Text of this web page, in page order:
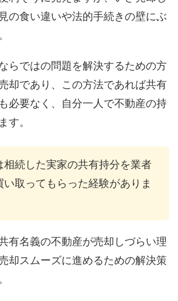
の食い違いや法的手続きの壁にぶ
らではの問題を解決するための方
却であり、この方法であれば共有
必要なく、自分一人で不動産の持
す。
相続した実家の共有持分を業者
い取ってもらった経験がありま
有名義の不動産が売却しづらい理
却スムーズに進めるための解決策